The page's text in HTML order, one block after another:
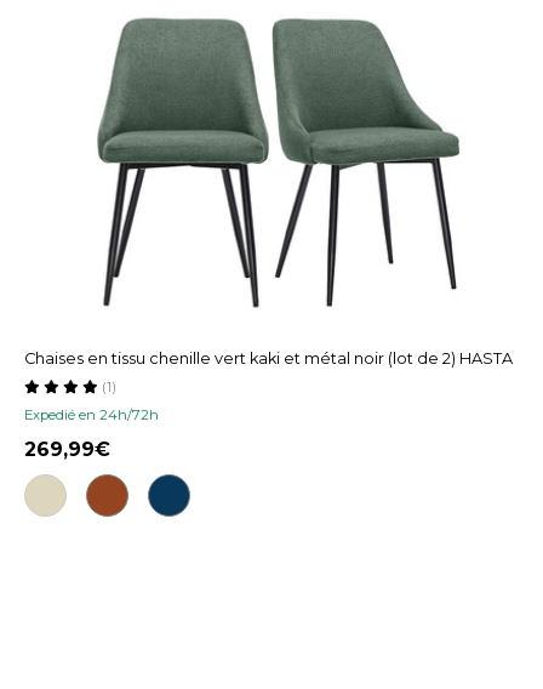
Chaises en tissu chenille vert kaki et métal noir (lot de 2) HASTA
Expedié en 24h/72h
(1)
269,99